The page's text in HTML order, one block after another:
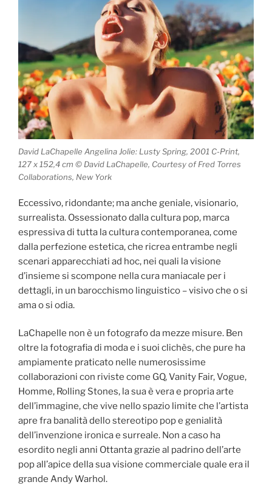
David LaChapelle Angelina Jolie: Lusty Spring, 2001 C-Print,
127 x 152,4 cm © David LaChapelle, Courtesy of Fred Torres
Collaborations, New York
Eccessivo, ridondante; ma anche geniale, visionario,
surrealista. Ossessionato dalla cultura pop, marca
espressiva di tutta la cultura contemporanea, come
dalla perfezione estetica, che ricrea entrambe negli
scenari apparecchiati ad hoc, nei quali la visione
d’insieme si scompone nella cura maniacale per i
dettagli, in un barocchismo linguistico – visivo che o si
ama o si odia.
LaChapelle non è un fotografo da mezze misure. Ben
oltre la fotografia di moda e i suoi clichès, che pure ha
ampiamente praticato nelle numerosissime
collaborazioni con riviste come GQ, Vanity Fair, Vogue,
Homme, Rolling Stones, la sua è vera e propria arte
dell’immagine, che vive nello spazio limite che l’artista
apre fra banalità dello stereotipo pop e genialità
dell’invenzione ironica e surreale. Non a caso ha
esordito negli anni Ottanta grazie al padrino dell’arte
pop all’apice della sua visione commerciale quale era il
grande Andy Warhol.